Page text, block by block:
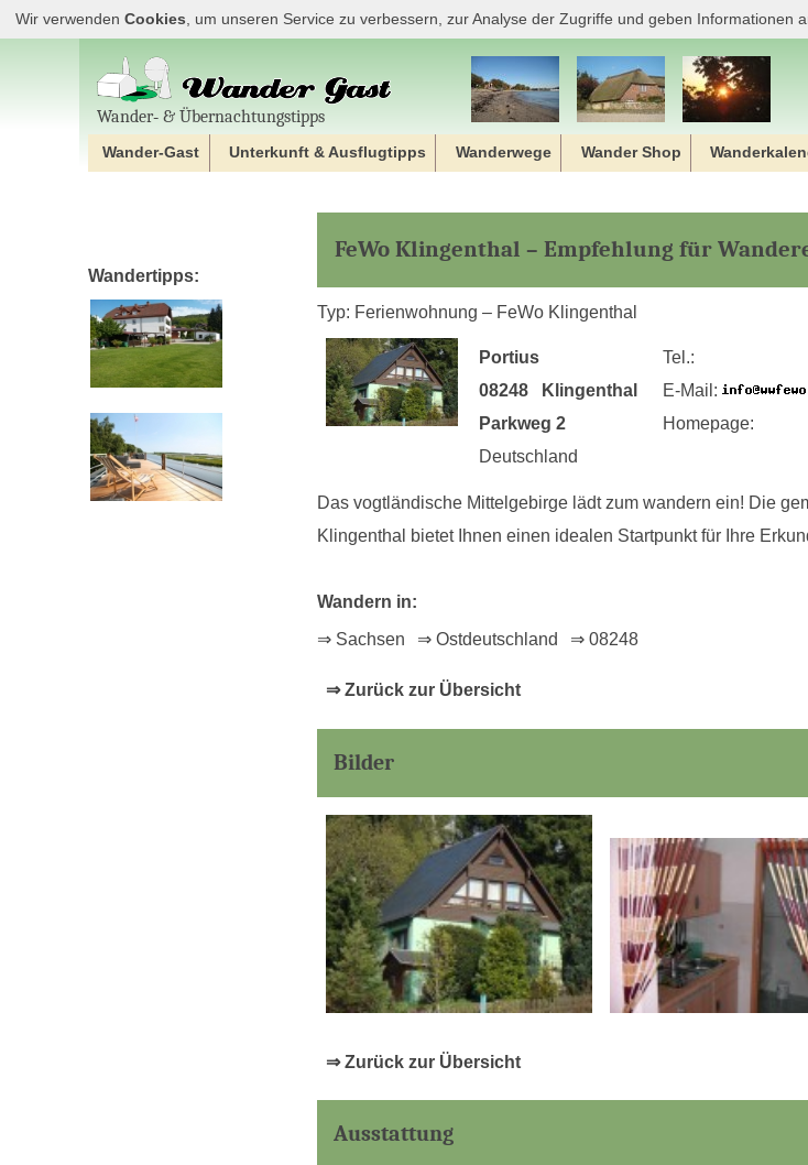
Wir verwenden Cookies , um unseren Service zu verbessern, zur Analyse der Zugriffe und geben Informationen
Wander‐ & Übernachtungstipps
Wander-Gast Unterkunft & Ausflugtipps Wanderwege Wander Shop
Wandertipps:
FeWo Klingenthal – Empfehlung für
Typ: Ferienwohnung – FeWo Klingenthal
Portius
08248 Klingenthal
Parkweg 2
Deutschland
Tel.:
E-Mail:
Homepage:
Das vogtländische Mittelgebirge lädt zum wandern ein! Die
Klingenthal bietet Ihnen einen idealen Startpunkt für Ihre
Wandern in:
⇒ Sachsen ⇒ Ostdeutschland ⇒ 08248
⇒ Zurück zur Übersicht
Bilder
⇒ Zurück zur Übersicht
Ausstattung